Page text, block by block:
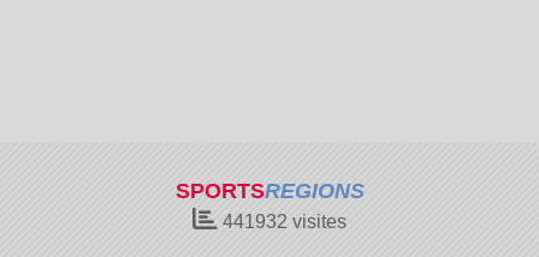
SPORTSREGIONS
441932 visites